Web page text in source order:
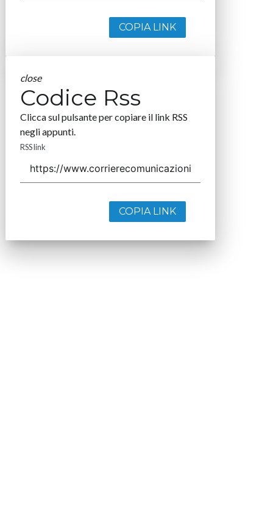
COPIA LINK
close
Codice Rss
Clicca sul pulsante per copiare il link RSS
negli appunti.
RSS link
COPIA LINK